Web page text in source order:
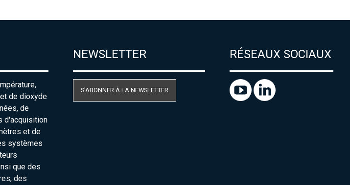
de dioxyde
de
d'acquisition
et de
systèmes
que des
des
NEWSLETTER
S'ABONNER À LA NEWSLETTER
RÉSEAUX SOCIAUX